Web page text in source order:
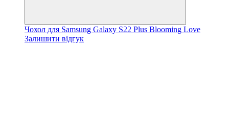
Чохол для Samsung Galaxy S22 Plus Blooming Love
Залишити відгук